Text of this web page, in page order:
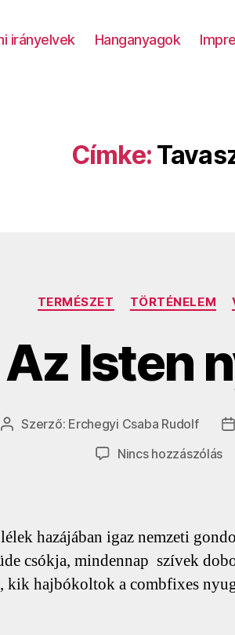
irányelvek Hanganyagok
Címke:
Kategóriák
TERMÉSZET TÖRTÉNELEM
Az Isten
Bejegyzés
Szerző: Erchegyi Csaba Rudolf
Nincs hozzászólás
hazájában igaz nemzeti
csókja, mindennap szívek
kik hajbókoltok a combfixes